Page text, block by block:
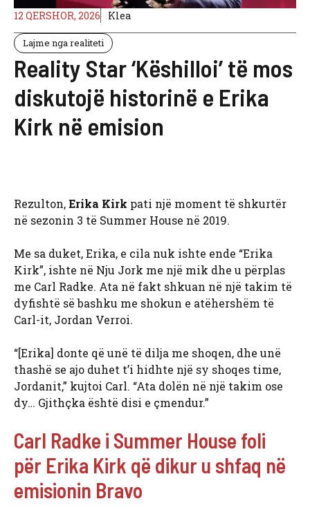
12 QERSHOR, 2026 Klea
Lajme nga realiteti
Reality Star ‘Këshilloi’ të mos
diskutojë historinë e Erika
Kirk në emision
Rezulton,Erika Kirk pati një moment të shkurtër
në sezonin 3 të Summer House në 2019.
Me sa duket, Erika, e cila nuk ishte ende “Erika
Kirk”, ishte në Nju Jork me një mik dhe u përplas
me Carl Radke. Ata në fakt shkuan në një takim të
dyfishtë së bashku me shokun e atëhershëm të
Carl-it, Jordan Verroi.
“[Erika] donte që unë të dilja me shoqen, dhe unë
thashë se ajo duhet t’i hidhte një sy shoqes time,
Jordanit,” kujtoi Carl. “Ata dolën në një takim ose
dy… Gjithçka është disi e çmendur.”
Carl Radke i Summer House foli
për Erika Kirk që dikur u shfaq në
emisionin Bravo